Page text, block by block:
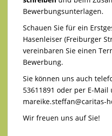
Bewerbungsunterlagen.
Schauen Sie für ein
Hasenleiser (Freiburger
vereinbaren Sie einen
Bewerbung.
Sie können uns auch
53611891 oder per E-Mail
mareike.steffan@caritas-
Wir freuen uns auf Sie!